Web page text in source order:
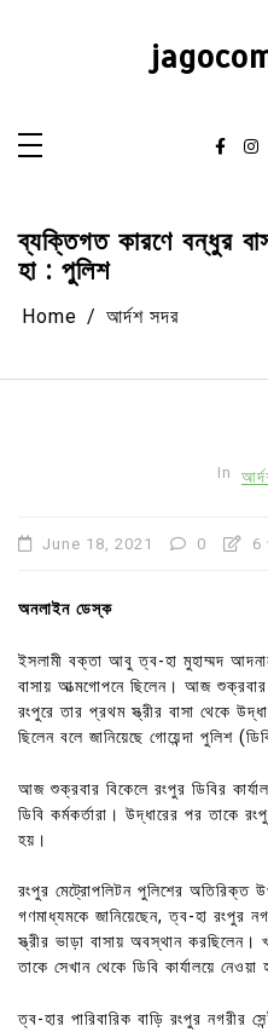
ব্যক্তিগত কারণে বন্ধুর
হা : পুলিশ
Home আর্দশ সদর
In
June 18, 2021 0 6
অনলাইন ডেস্ক
ইসলামী বক্তা আবু ত্ব-হা মুহাম্মদ
বাসায় আত্মগোপনে ছিলেন। আজ
রংপুরে তার প্রথম স্ত্রীর বাসা থেকে
ছিলেন বলে জানিয়েছে গোয়েন্দা পুলিশ
আজ শুক্রবার বিকেলে রংপুর ডিবির
ডিবি কর্মকর্তারা। উদ্ধারের পর তাকে
হয়।
রংপুর মেট্রোপলিটন পুলিশের
গণমাধ্যমকে জানিয়েছেন, ত্ব-হা রংপুর
স্ত্রীর ভাড়া বাসায় অবস্থান
তাকে সেখান থেকে ডিবি কার্যালয়ে নেওয়া
ত্ব-হার পারিবারিক বাড়ি রংপুর নগরীর